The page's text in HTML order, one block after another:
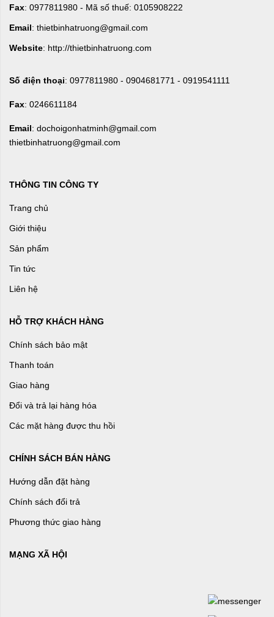
Fax: 0977811980 - Mã số thuế: 0105908222
Email: thietbinhatruong@gmail.com
Website: http://thietbinhatruong.com
Số điện thoại: 0977811980 - 0904681771 - 0919541111
Fax: 0246611184
Email: dochoigonhatminh@gmail.com
thietbinhatruong@gmail.com
THÔNG TIN CÔNG TY
Trang chủ
Giới thiệu
Sản phẩm
Tin tức
Liên hệ
HỖ TRỢ KHÁCH HÀNG
Chính sách bảo mật
Thanh toán
Giao hàng
Đổi và trả lại hàng hóa
Các mặt hàng được thu hồi
CHÍNH SÁCH BÁN HÀNG
Hướng dẫn đặt hàng
Chính sách đổi trả
Phương thức giao hàng
MẠNG XÃ HỘI